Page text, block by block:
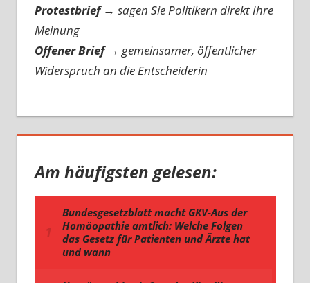
Protestbrief → sagen Sie Politikern direkt Ihre
Meinung
Offener Brief → gemeinsamer, öffentlicher
Widerspruch an die Entscheiderin
Am häufigsten gelesen: